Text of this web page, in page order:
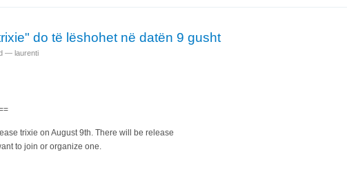
do të lëshohet në datën 9 gusht
— laurenti
trixie on August 9th. There will be release
to join or organize one.